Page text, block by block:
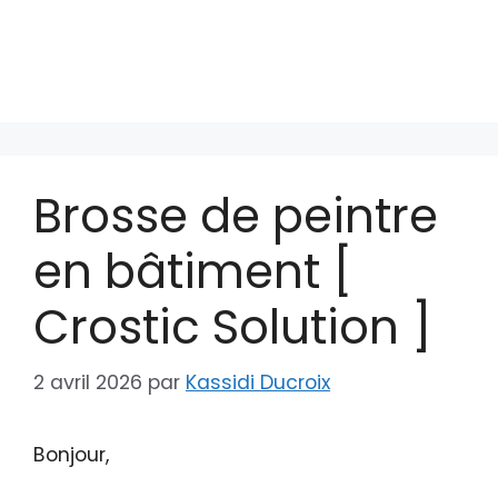
Brosse de peintre
en bâtiment [
Crostic Solution ]
2 avril 2026 par Kassidi Ducroix
Bonjour,